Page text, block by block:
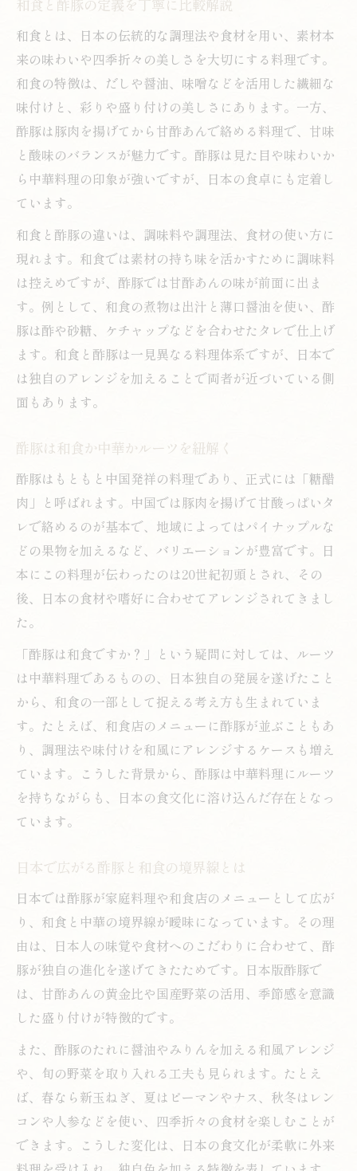
酢豚が家庭の和食メニューに加わった歴史
和食好きに愛される酢豚の独自アレンジ
日本人好みに進化した和食風酢豚の秘密
本格派の酢豚と和食の交差点を探る
和食技法で作る本格酢豚の新しい魅力
本格酢豚と和食の共通点を徹底分析
和食調味料が活きる酢豚の作り方とは
甘酢あんの使い方で変わる和食酢豚の魅力
和食風酢豚を引き立てる甘酢あんの黄金比
和食で味わう酢豚の甘酢あんアレンジ術
酢豚の甘酢あんを和食流に仕上げるコツ
和食の技法で甘酢あんを調整する方法
甘酢あんが和食酢豚の味を変える理由
日本独自アレンジが光る酢豚の作り方解説
和食視点で考える酢豚の作り方の基本
和食の知恵を活かした酢豚の簡単レシピ
家庭でも再現できる和食風酢豚の手順
和食アレンジを加えた酢豚の調理法紹介
伝統的和食感覚で味わう酢豚の楽しみ方
和食スタイルで楽しむ酢豚の食べ方提案
和食の流儀が活きる酢豚の盛り付け例
酢豚と和食のペアリングで広がる魅力
伝統和食の観点から再発見する酢豚
和食と酢豚の定義を丁寧に比較解説
和食とは、日本の伝統的な調理法や食材を用い、素材本
来の味わいや四季折々の美しさを大切にする料理です。
和食の特徴は、だしや醤油、味噌などを活用した繊細な
味付けと、彩りや盛り付けの美しさにあります。一方、
酢豚は豚肉を揚げてから甘酢あんで絡める料理で、甘味
と酸味のバランスが魅力です。酢豚は見た目や味わいか
ら中華料理の印象が強いですが、日本の食卓にも定着し
ています。
和食と酢豚の違いは、調味料や調理法、食材の使い方に
現れます。和食では素材の持ち味を活かすために調味料
は控えめですが、酢豚では甘酢あんの味が前面に出ま
す。例として、和食の煮物は出汁と薄口醤油を使い、酢
豚は酢や砂糖、ケチャップなどを合わせたタレで仕上げ
ます。和食と酢豚は一見異なる料理体系ですが、日本で
は独自のアレンジを加えることで両者が近づいている側
面もあります。
酢豚は和食か中華かルーツを紐解く
酢豚はもともと中国発祥の料理であり、正式には「糖醋
肉」と呼ばれます。中国では豚肉を揚げて甘酸っぱいタ
レで絡めるのが基本で、地域によってはパイナップルな
どの果物を加えるなど、バリエーションが豊富です。日
本にこの料理が伝わったのは20世紀初頭とされ、その
後、日本の食材や嗜好に合わせてアレンジされてきまし
た。
「酢豚は和食ですか？」という疑問に対しては、ルーツ
は中華料理であるものの、日本独自の発展を遂げたこと
から、和食の一部として捉える考え方も生まれていま
す。たとえば、和食店のメニューに酢豚が並ぶこともあ
り、調理法や味付けを和風にアレンジするケースも増え
ています。こうした背景から、酢豚は中華料理にルーツ
を持ちながらも、日本の食文化に溶け込んだ存在となっ
ています。
日本で広がる酢豚と和食の境界線とは
日本では酢豚が家庭料理や和食店のメニューとして広が
り、和食と中華の境界線が曖昧になっています。その理
由は、日本人の味覚や食材へのこだわりに合わせて、酢
豚が独自の進化を遂げてきたためです。日本版酢豚で
は、甘酢あんの黄金比や国産野菜の活用、季節感を意識
した盛り付けが特徴的です。
また、酢豚のたれに醤油やみりんを加える和風アレンジ
や、旬の野菜を取り入れる工夫も見られます。たとえ
ば、春なら新玉ねぎ、夏はピーマンやナス、秋冬はレン
コンや人参などを使い、四季折々の食材を楽しむことが
できます。こうした変化は、日本の食文化が柔軟に外来